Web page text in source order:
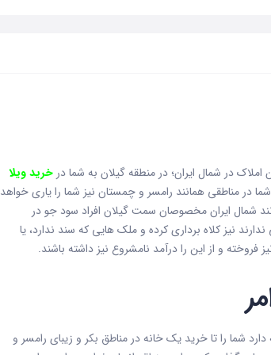
املاک در شمال ایران؛ در منطقه گیلان به شما در خرید ویلا
در مناطقی همانند رامسر و چمستان نیز شما را یاری خواهد
شمال ایران مخصوصان سمت گیلان افراد سود جو در
ندارند نیز کلاه برداری کرده و ملک هایی که سند ندارد، یا
فروخته و از این را درآمد نامشروع نیز داشته باشند.
شما را تا خرید یک خانه در مناطق بکر و زیبای رامسر و